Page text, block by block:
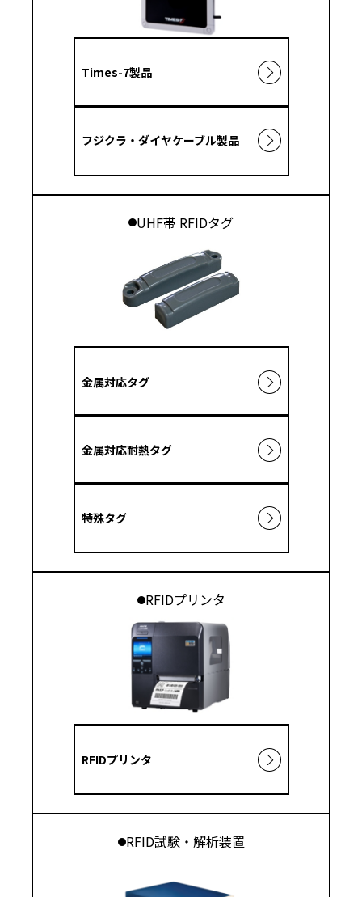
Times-7製品
フジクラ・ダイヤケーブル製品
UHF帯 RFIDタグ
金属対応タグ
金属対応耐熱タグ
特殊タグ
RFIDプリンタ
RFIDプリンタ
RFID試験・解析装置